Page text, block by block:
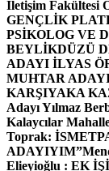
İletişim Fakültesi
GENÇLİK
PSİKOLOG VE
BEYLİKDÜZÜ
ADAYI İLYAS
MUHTAR
KARŞIYAKA
Adayı Yılmaz
Kalaycılar
Toprak:
ADAYIYIM”
Elieyioğlu : EK